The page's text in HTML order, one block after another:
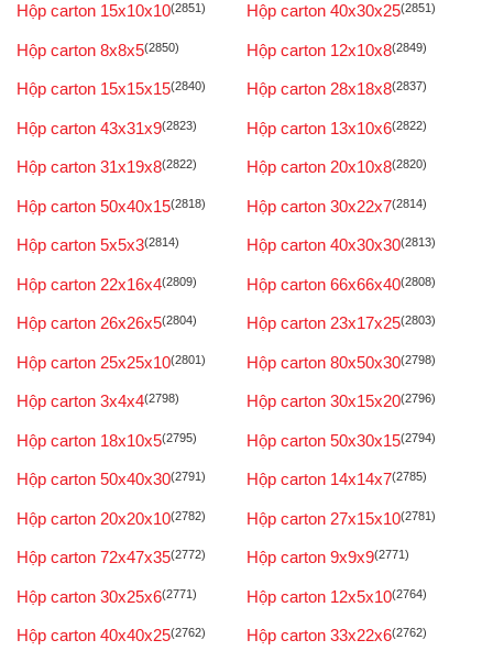
Hộp carton 15x10x10(2851) Hộp carton 40x30x25(2851)
Hộp carton 8x8x5(2850) Hộp carton 12x10x8(2849)
Hộp carton 15x15x15(2840) Hộp carton 28x18x8(2837)
Hộp carton 43x31x9(2823) Hộp carton 13x10x6(2822)
Hộp carton 31x19x8(2822) Hộp carton 20x10x8(2820)
Hộp carton 50x40x15(2818) Hộp carton 30x22x7(2814)
Hộp carton 5x5x3(2814) Hộp carton 40x30x30(2813)
Hộp carton 22x16x4(2809) Hộp carton 66x66x40(2808)
Hộp carton 26x26x5(2804) Hộp carton 23x17x25(2803)
Hộp carton 25x25x10(2801) Hộp carton 80x50x30(2798)
Hộp carton 3x4x4(2798) Hộp carton 30x15x20(2796)
Hộp carton 18x10x5(2795) Hộp carton 50x30x15(2794)
Hộp carton 50x40x30(2791) Hộp carton 14x14x7(2785)
Hộp carton 20x20x10(2782) Hộp carton 27x15x10(2781)
Hộp carton 72x47x35(2772) Hộp carton 9x9x9(2771)
Hộp carton 30x25x6(2771) Hộp carton 12x5x10(2764)
Hộp carton 40x40x25(2762) Hộp carton 33x22x6(2762)